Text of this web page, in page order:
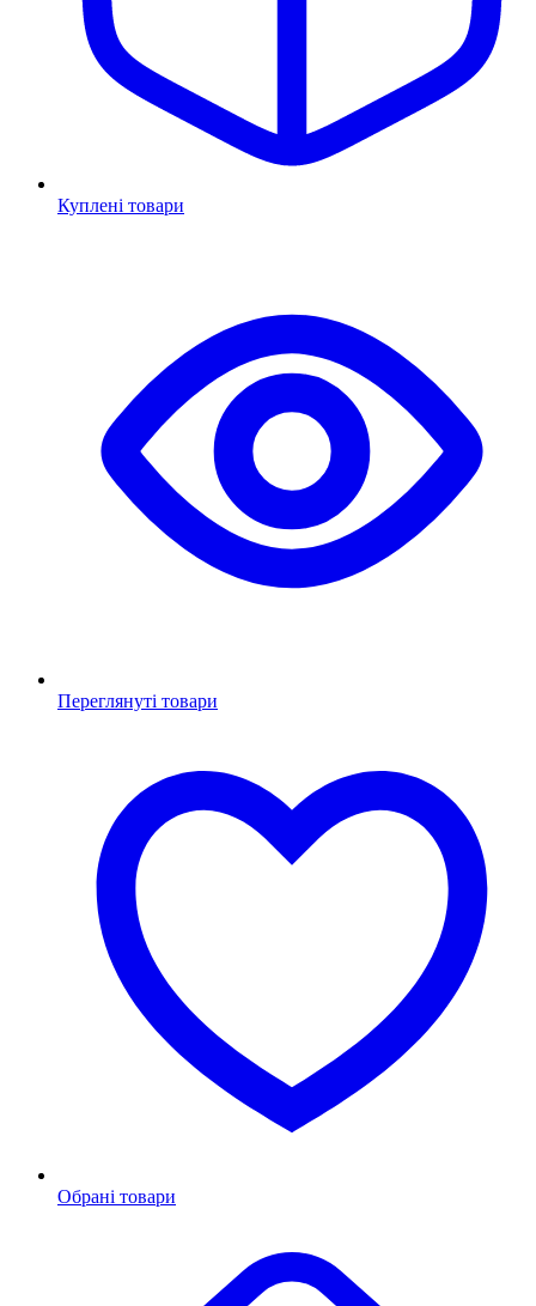
Куплені товари
Переглянуті товари
Обрані товари